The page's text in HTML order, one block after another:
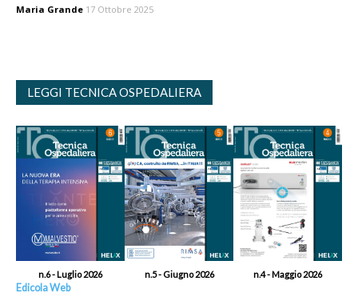
Maria Grande 17 Ottobre 2025
LEGGI TECNICA OSPEDALIERA
n.6 - Luglio 2026 n.5 - Giugno 2026 n.4 - Maggio 2026
Edicola Web